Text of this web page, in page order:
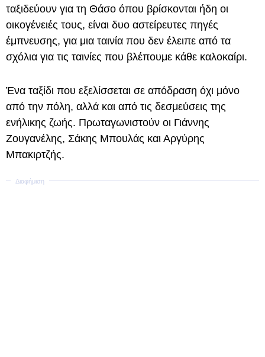
ταξιδεύουν για τη Θάσο όπου βρίσκονται ήδη οι
οικογένειές τους, είναι δυο αστείρευτες πηγές
έμπνευσης, για μια ταινία που δεν έλειπε από τα
σχόλια για τις ταινίες που βλέπουμε κάθε καλοκαίρι.
Ένα ταξίδι που εξελίσσεται σε απόδραση όχι μόνο
από την πόλη, αλλά και από τις δεσμεύσεις της
ενήλικης ζωής. Πρωταγωνιστούν οι Γιάννης
Ζουγανέλης, Σάκης Μπουλάς και Αργύρης
Μπακιρτζής.